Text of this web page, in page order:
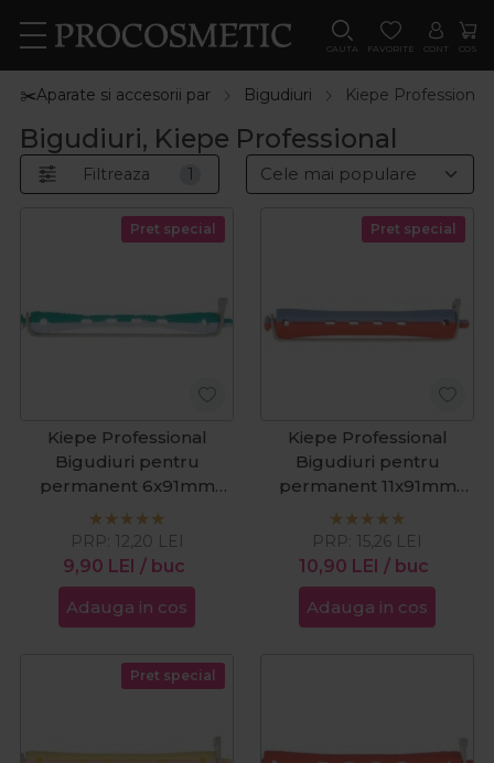
CAUTA FAVORITE CONT COS
✂️Aparate si accesorii par Bigudiuri Kiepe Professional
Bigudiuri, Kiepe Professional
Filtreaza 1
Pret special
Kiepe Professional
Bigudiuri pentru
permanent 6x91mm
12buc
9,90 LEI / buc
PRP: 12,20 LEI
Adauga in cos
Pret special
Kiepe Professional
Bigudiuri pentru
permanent 11x91mm
12buc
10,90 LEI / buc
PRP: 15,26 LEI
Adauga in cos
Pret special